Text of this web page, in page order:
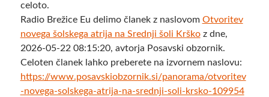
celoto.
Radio Brežice Eu delimo članek z naslovom Otvoritev
novega šolskega atrija na Srednji šoli Krškoz dne,
2026-05-22 08:15:20, avtorja Posavski obzornik.
Celoten članek lahko preberete na izvornem naslovu:
https://www.posavskiobzornik.si/panorama/otvoritev
-novega-solskega-atrija-na-srednji-soli-krsko-109954